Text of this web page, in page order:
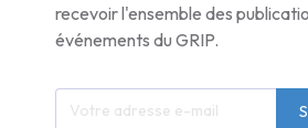
recevoir l'ensemble des
événements du GRIP.